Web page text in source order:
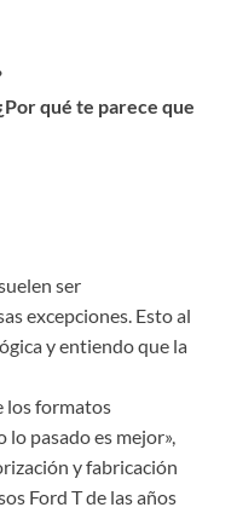
qué te parece que
ser
excepciones. Esto al
y entiendo que la
los formatos
pasado es mejor»,
y fabricación
Ford T de las años